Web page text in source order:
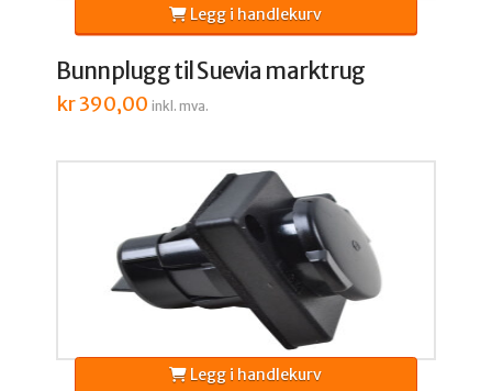
Bunnplugg til Suevia marktrug
kr390,00 inkl. mva.
Legg i handlekurv
Legg i handlekurv